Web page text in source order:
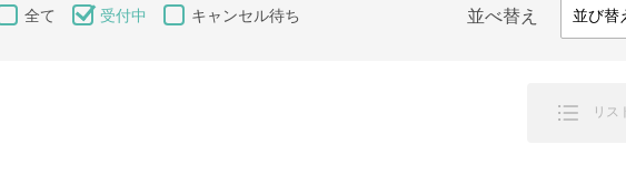
全て 受付中 キャンセル待ち 並べ替え
リス